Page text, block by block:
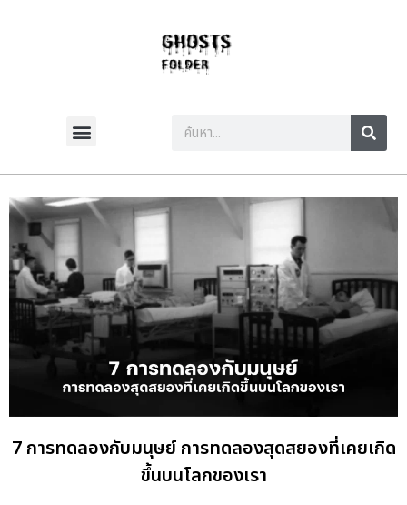
7 การทดลองกับมนุษย์ การทดลองสุดสยองที่เคยเกิด
ขึ้นบนโลกของเรา